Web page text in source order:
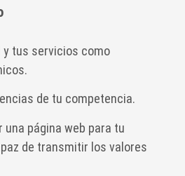
y tus servicios como
de tu competencia.
una página web para tu
de transmitir los valores